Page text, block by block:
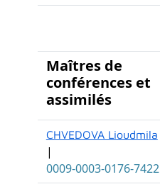
Maîtres de
conférences et
assimilés
CHVEDOVA Lioudmila
|
0009-0003-0176-7422